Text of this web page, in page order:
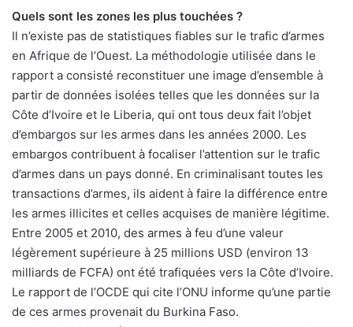
Quels sont les zones les plus touchées ?
Il n’existe pas de statistiques fiables sur le trafic d’armes
en Afrique de l’Ouest. La méthodologie utilisée dans le
rapport a consisté reconstituer une image d’ensemble à
partir de données isolées telles que les données sur la
Côte d’Ivoire et le Liberia, qui ont tous deux fait l’objet
d’embargos sur les armes dans les années 2000. Les
embargos contribuent à focaliser l’attention sur le trafic
d’armes dans un pays donné. En criminalisant toutes les
transactions d’armes, ils aident à faire la différence entre
les armes illicites et celles acquises de manière légitime.
Entre 2005 et 2010, des armes à feu d’une valeur
légèrement supérieure à 25 millions USD (environ 13
milliards de FCFA) ont été trafiquées vers la Côte d’Ivoire.
Le rapport de l’OCDE qui cite l’ONU informe qu’une partie
de ces armes provenait du Burkina Faso.